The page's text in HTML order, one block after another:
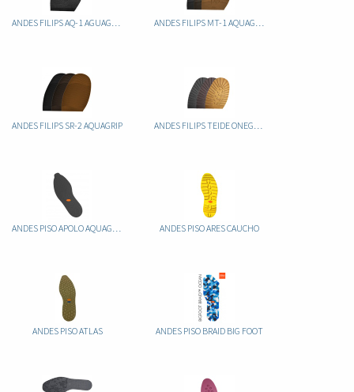
ANDES FILIPS AQ-1 AGUAGRIP ANDES FILIPS MT-1 AQUAGRIP
ANDES FILIPS SR-2 AQUAGRIP ANDES FILIPS TEIDE ONEGRIP
ANDES PISO APOLO AQUAGRIP CAUCHO ANDES PISO ARES CAUCHO
ANDES PISO ATLAS ANDES PISO BRAID BIG FOOT